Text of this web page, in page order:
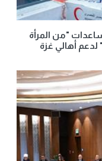
"من المرأة
أهالي غزة